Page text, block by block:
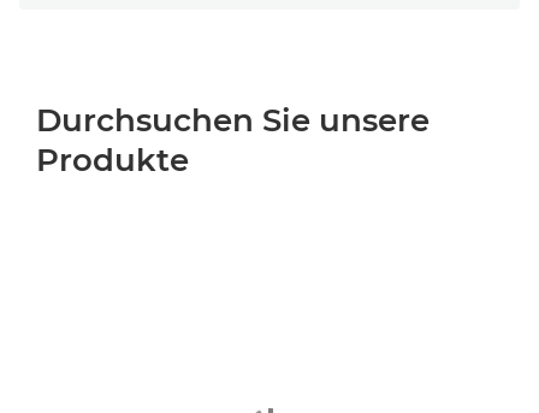
Durchsuchen Sie unsere
Produkte